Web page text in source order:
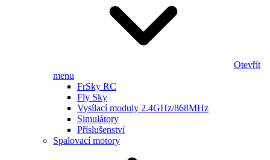
Otevřít
menu
FrSky RC
Fly Sky
Vysílací moduly 2.4GHz/868MHz
Simulátory
Příslušenství
Spalovací motory